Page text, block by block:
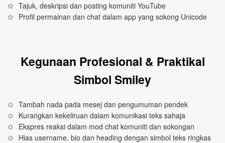
Tajuk, deskripsi dan posting komuniti YouTube
Profil permainan dan chat dalam app yang sokong Unicode
Kegunaan Profesional & Praktikal
Simbol Smiley
Tambah nada pada mesej dan pengumuman pendek
Kurangkan kekeliruan dalam komunikasi teks sahaja
Ekspres reaksi dalam mod chat komuniti dan sokongan
Hias username, bio dan heading dengan simbol teks ringkas